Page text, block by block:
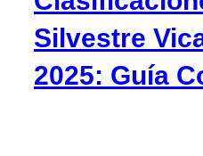
Silvestre
2025: Guía